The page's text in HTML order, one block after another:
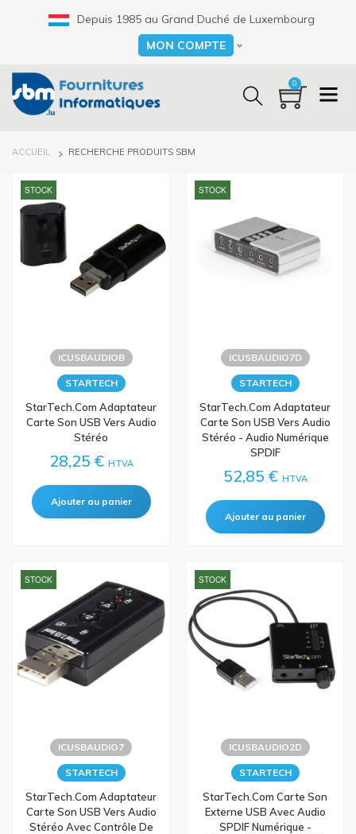
Depuis 1985 au Grand Duché de Luxembourg
Select your language
MON COMPTE
0
FIL
ACCUEIL RECHERCHE PRODUITS SBM
STOCK
ICUSBAUDIOB
STARTECH
StarTech.com Adaptateur
Carte Son USB Vers Audio
Stéréo
28,25 € HTVA
STOCK
ICUSBAUDIO7D
STARTECH
StarTech.com Adaptateur
Carte Son USB Vers Audio
Stéréo - Audio Numérique
SPDIF
52,85 € HTVA
STOCK
ICUSBAUDIO7
STARTECH
StarTech.com Adaptateur
Carte Son USB Vers Audio
Stéréo Avec Contrôle De
STOCK
ICUSBAUDIO2D
STARTECH
StarTech.com Carte Son
Externe USB Avec Audio
SPDIF Numérique -